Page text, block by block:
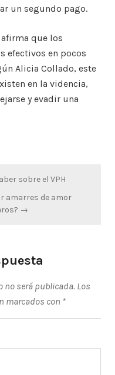
un segundo pago.
afirma que los
efectivos en pocos
Alicia Collado, este
en la videncia,
y evadir una
sobre el VPH
amarres de amor
→
no será publicada. Los
marcados con *